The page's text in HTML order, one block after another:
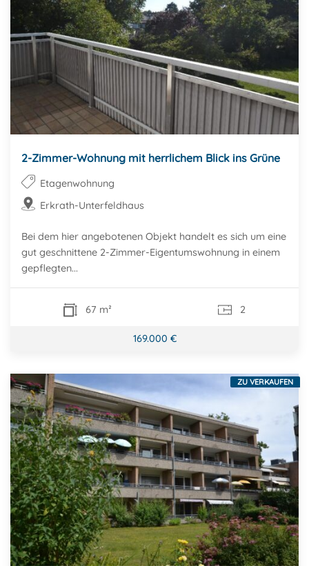
2-Zimmer-Wohnung mit herrlichem Blick ins Grüne
Etagenwohnung
Erkrath-Unterfeldhaus
Bei dem hier angebotenen Objekt handelt es sich um eine
gut geschnittene 2-Zimmer-Eigentumswohnung in einem
gepflegten...
67 m² 2
169.000 €
ZU VERKAUFEN